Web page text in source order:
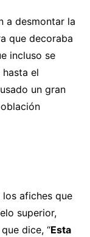
a desmontar la
que decoraba
incluso se
el
un gran
afiches que
superior,
dice, “Esta